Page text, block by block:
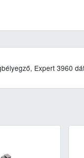
Expert 3960